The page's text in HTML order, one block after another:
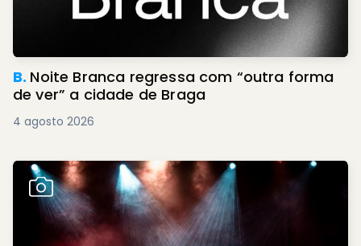
B. Noite Branca regressa com “outra forma
de ver” a cidade de Braga
4 agosto 2026